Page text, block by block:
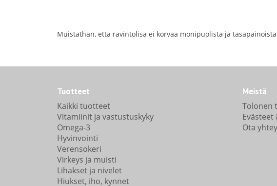
Muistathan, että ravintolisä ei korvaa monipuolista ja
Tuotteet
Kaikki tuotteet
Vitamiinit ja vastustuskyky
Omega-3
Hyvinvointi
Verensokeri
Virkeys ja muisti
Lihakset ja nivelet
Hiukset, iho, kynnet
Meistä
Tolonen
Evästeet
Ota